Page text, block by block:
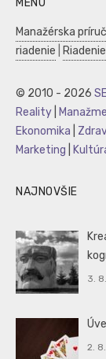
MENU
Manažérska
riadenie
© 2010 - 2026
Reality
Ekonomika
Marketing
NAJNOVŠIE
3.
2.